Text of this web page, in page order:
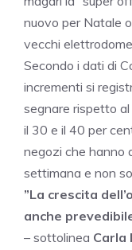
nuovo per Natale
vecchi
Secondo i dati di
incrementi si
segnare rispetto
il 30 e il 40 per
negozi che hanno
settimana e non
”La crescita
anche
– sottolinea Carla